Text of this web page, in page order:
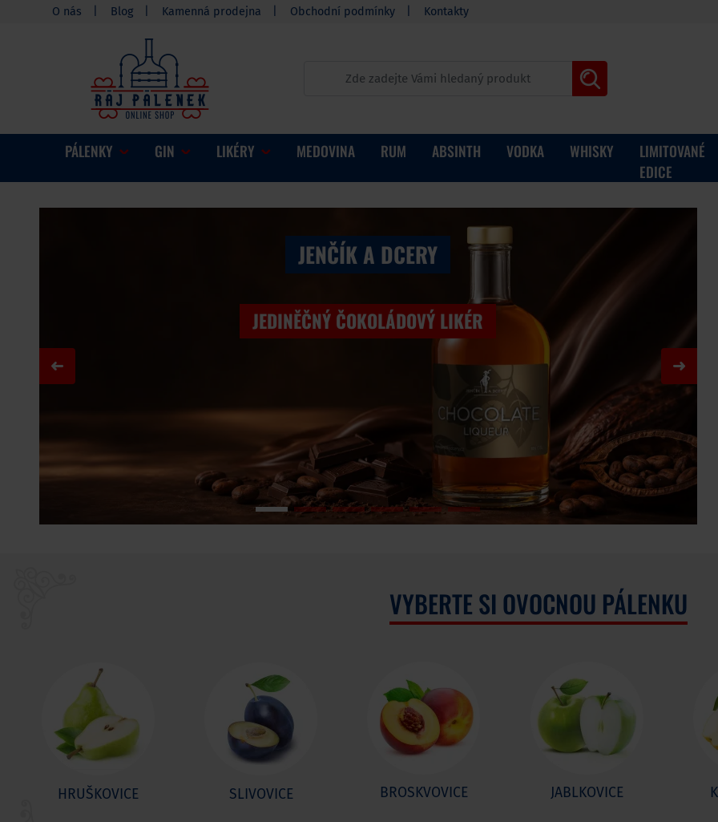
O nás Blog Kamenná prodejna Obchodní podmínky Kontakty
PÁLENKY GIN LIKÉRY MEDOVINA RUM ABSINTH VODKA WHISKY
LIMITOVANÉ
EDICE
JENČÍK A DCERY
JEDINĚČNÝ ČOKOLÁDOVÝ LIKÉR
VYBERTE SI OVOCNOU PÁLENKU
HRUŠKOVICE SLIVOVICE BROSKVOVICE JABLKOVICE